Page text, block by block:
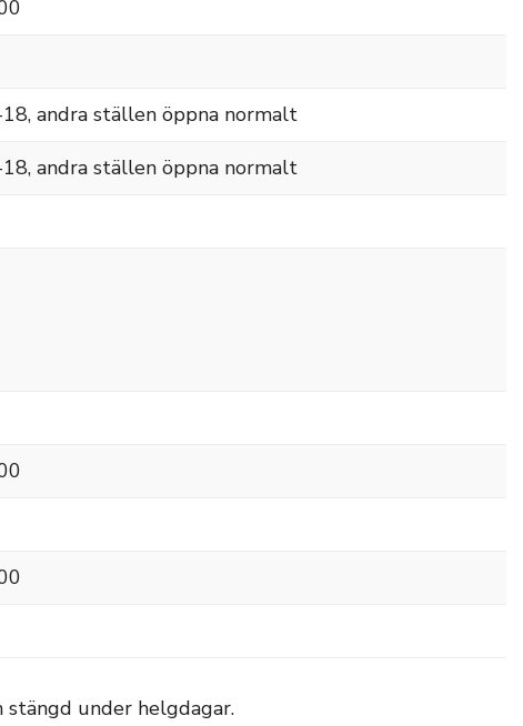
andra ställen öppna normalt
andra ställen öppna normalt
under helgdagar.